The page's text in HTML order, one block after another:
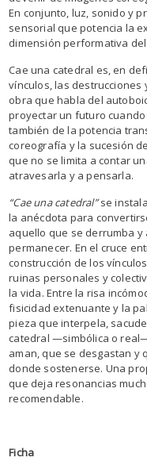
En conjunto, luz, sonido y
sensorial que potencia la
dimensión performativa
Cae una catedral es, en
vínculos, las destrucciones
obra que habla del
proyectar un futuro
también de la potencia
coreografía y la sucesión
que no se limita a contar
atravesarla y a pensarla.
“Cae una catedral”se
la anécdota para
aquello que se derrumba
permanecer. En el cruce
construcción de los
ruinas personales y
la vida. Entre la risa
fisicidad extenuante y la
pieza que interpela,
catedral —simbólica o
aman, que se desgastan y
donde sostenerse. Una
que deja resonancias
recomendable.
Ficha